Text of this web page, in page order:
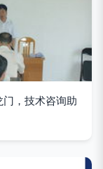
，技术咨询助